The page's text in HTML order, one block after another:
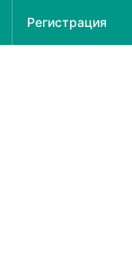
Регистрация